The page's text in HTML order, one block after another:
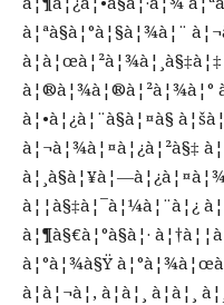
à¦ªà§à¦°à¦§à¦¾à¦¨
à¦®à¦¾à¦®à¦²à¦¾à¦°
à¦•à¦¿à¦¨à§à¦¤à§
à¦¬à¦¾à¦¤à¦¿à¦²à§‡
à¦¦à§‡à¦¯à¦¼à¦¨à¦¿
à¦¶à§€à¦°à§à¦·
à¦°à¦¾à§Ÿ
à¦à¦¬à¦‚ à¦à¦¸ à¦à¦¸